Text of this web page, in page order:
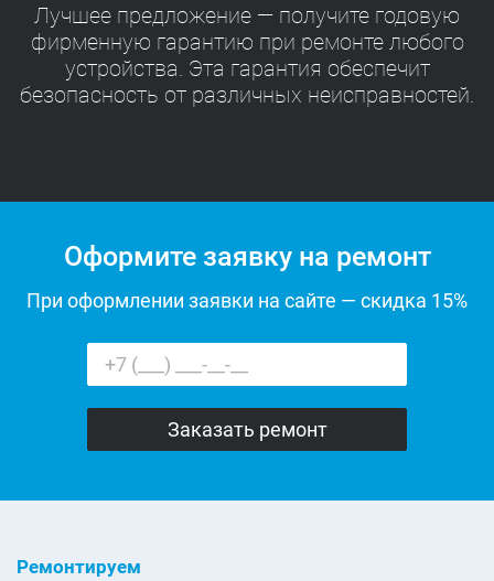
Лучшее предложение — получите годовую
фирменную гарантию при ремонте любого
устройства. Эта гарантия обеспечит
безопасность от различных неисправностей.
Оформите заявку на ремонт
При оформлении заявки на сайте — скидка 15%
Ремонтируем